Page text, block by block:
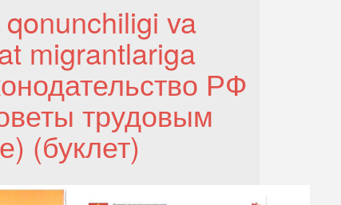
va
migrantlariga
РФ
трудовым
(буклет)